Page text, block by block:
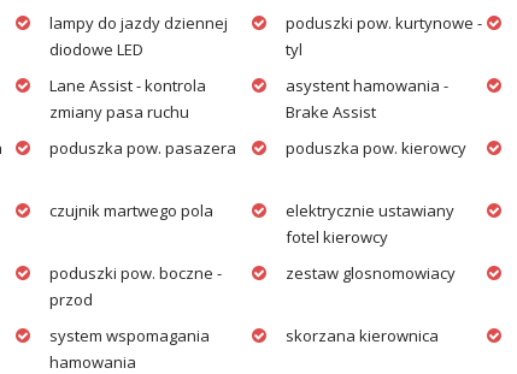
lampy do jazdy dziennej
diodowe LED
poduszki pow. kurtynowe -
tyl
Lane Assist - kontrola
zmiany pasa ruchu
asystent hamowania -
Brake Assist
poduszka pow. pasazera poduszka pow. kierowcy
czujnik martwego pola
elektrycznie ustawiany
fotel kierowcy
poduszki pow. boczne -
przod
zestaw glosnomowiacy
system wspomagania
hamowania
skorzana kierownica